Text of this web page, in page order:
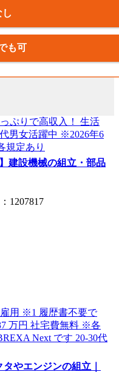
も可
建設機械の組立・部品
1207817
やエンジンの組立｜